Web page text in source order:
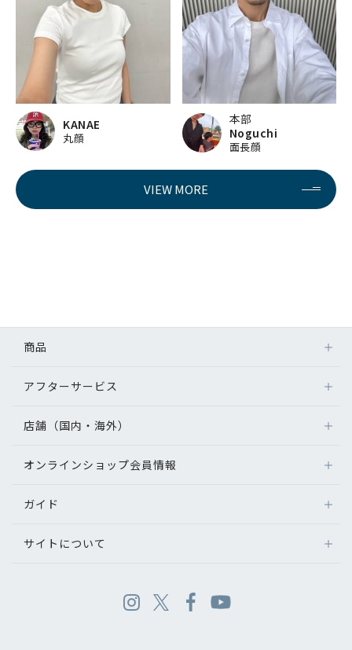
KANAE
丸顔
本部
Noguchi
面長顔
VIEW MORE
商品
アフターサービス
店舗（国内・海外）
オンラインショップ会員情報
ガイド
サイトについて